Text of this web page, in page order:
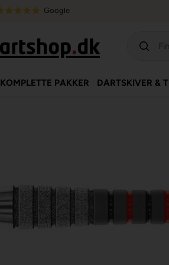
Google
KOMPLETTE PAKKER DARTSKIVER &